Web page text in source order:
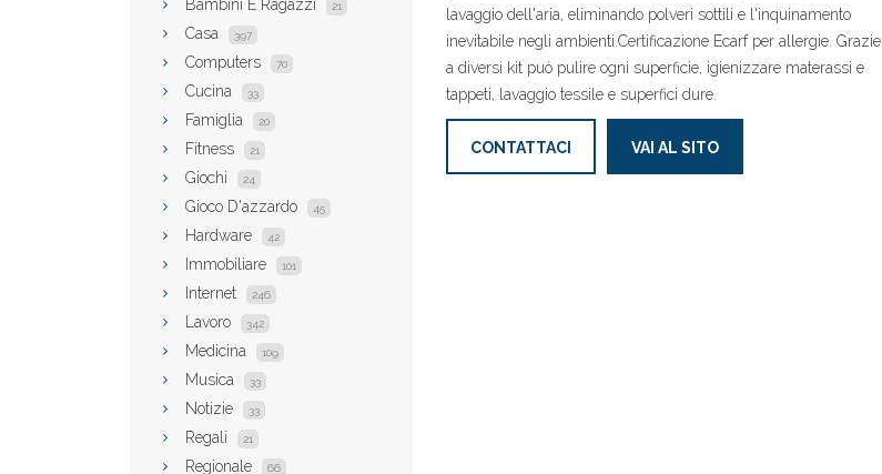
Bambini E Ragazzi 21
Casa 397
Computers 70
Cucina 33
Famiglia 20
Fitness 21
Giochi 24
Gioco D'azzardo 45
Hardware 42
Immobiliare 101
Internet 246
Lavoro 342
Medicina 109
Musica 33
Notizie 33
Regali 21
Regionale 66
lavaggio dell'aria, eliminando polveri sottili e l'inquinamento
inevitabile negli ambienti.Certificazione Ecarf per allergie. Grazie
a diversi kit può pulire ogni superficie, igienizzare materassi e
tappeti, lavaggio tessile e superfici dure.
CONTATTACI VAI AL SITO